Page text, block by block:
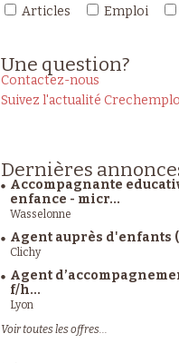
Articles Emploi
Une question?
Contactez-nous
Suivez l'actualité
Dernières
Accompagnante
enfance - micr...
Wasselonne
Agent auprès d'enfants
Clichy
Agent
f/h...
Lyon
Voir toutes les offres...